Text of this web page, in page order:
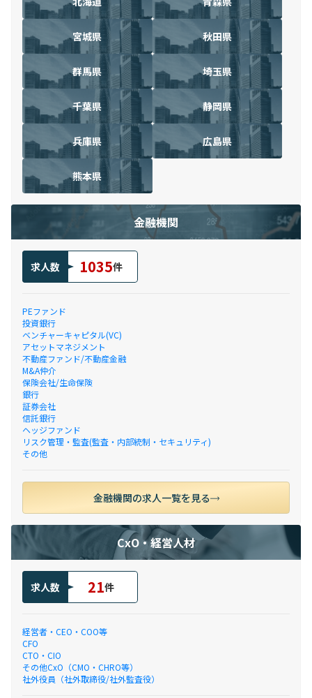
宮城県 秋田県
群馬県 埼玉県
千葉県 静岡県
兵庫県 広島県
熊本県
金融機関
求人数 1035件
PEファンド
投資銀行
ベンチャーキャピタル(VC)
アセットマネジメント
不動産ファンド/不動産金融
M&A仲介
保険会社/生命保険
銀行
証券会社
信託銀行
ヘッジファンド
リスク管理・監査(監査・内部統制・セキュリティ)
その他
金融機関の求人一覧を見る
CxO・経営人材
求人数 21件
経営者・CEO・COO等
CFO
CTO・CIO
その他CxO（CMO・CHRO等）
社外役員（社外取締役/社外監査役）